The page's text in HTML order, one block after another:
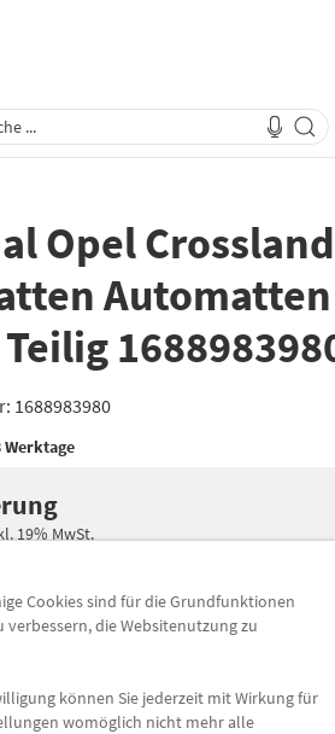
Opel
1688983980
Werktage
19% MwSt.
andiesen Standorten
Cookies sind für die Grundfunktionen
die Websitenutzung zu
können Sie jederzeit mit Wirkung für
womöglich nicht mehr alle